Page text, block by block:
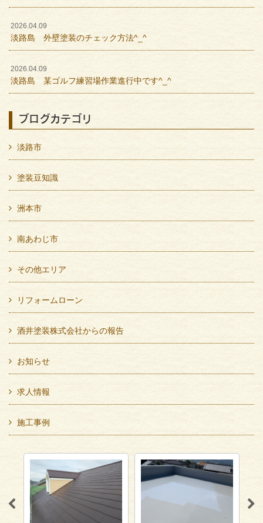
2026.04.09
淡路島 外壁塗装のチェック方法^_^
2026.04.09
淡路島 某ゴルフ練習場作業進行中です^_^
ブログカテゴリ
淡路市
塗装豆知識
洲本市
南あわじ市
その他エリア
リフォームローン
酒井塗装株式会社からの報告
お知らせ
求人情報
施工事例